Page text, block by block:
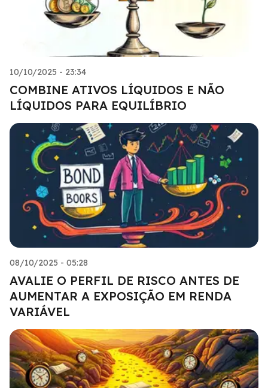
10/10/2025 - 23:34
COMBINE ATIVOS LÍQUIDOS E NÃO
LÍQUIDOS PARA EQUILÍBRIO
08/10/2025 - 05:28
AVALIE O PERFIL DE RISCO ANTES DE
AUMENTAR A EXPOSIÇÃO EM RENDA
VARIÁVEL